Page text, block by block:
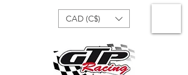
CAD (C$)